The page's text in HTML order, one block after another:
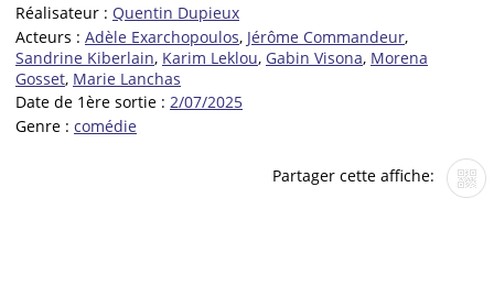
Réalisateur : Quentin Dupieux
Acteurs : Adèle Exarchopoulos, Jérôme Commandeur,
Sandrine Kiberlain, Karim Leklou, Gabin Visona, Morena
Gosset, Marie Lanchas
Date de 1ère sortie : 2/07/2025
Genre : comédie
Partager cette affiche: